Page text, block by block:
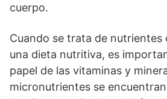
cuerpo.
Cuando se trata de nutrientes
una dieta nutritiva, es
papel de las vitaminas y
micronutrientes se